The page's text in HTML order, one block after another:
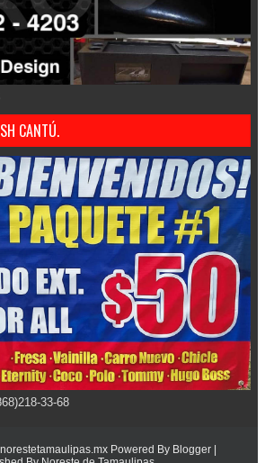
CANTÚ.
33-68
norestetamaulipas.mx Powered By Blogger |